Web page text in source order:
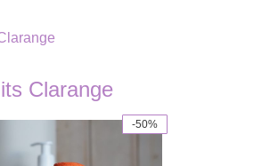
Clarange
-50%